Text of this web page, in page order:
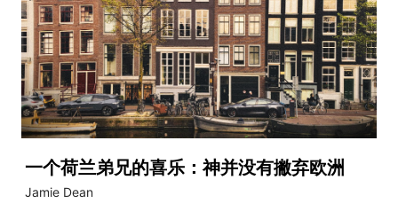
一个荷兰弟兄的喜乐：神并没有撇弃欧洲
Jamie Dean